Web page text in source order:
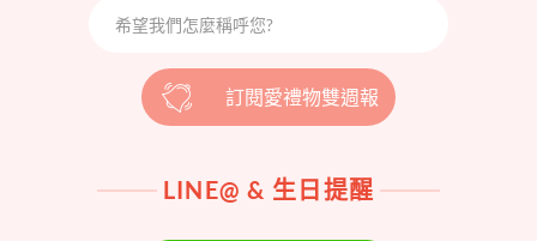
訂閱愛禮物雙週報
LINE@ & 生日提醒